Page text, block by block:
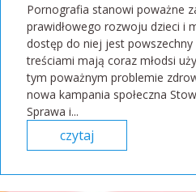
Pornografia stanowi poważne
prawidłowego rozwoju dzieci i
dostęp do niej jest
treściami mają coraz młodsi
tym poważnym problemie
nowa kampania społeczna
Sprawa i...
czytaj